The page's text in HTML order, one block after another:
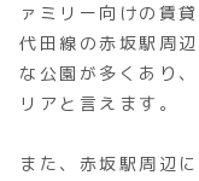
ァミリー向けの賃
代田線の赤坂駅周
な公園が多くあり
リアと言えます。
また、赤坂駅周辺